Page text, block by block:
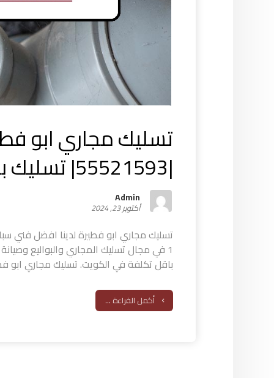
تسليك مجاري ابو
|55521593| تسليك بواليع
Admin
أكتوبر 23, 2024
تسليك مجاري ابو فطيرة لدينا افضل فني
1 في مجال تسليك المجاري والبواليع
باقل تكلفة في الكويت. تسليك مجاري ابو
أكمل القراءة ...